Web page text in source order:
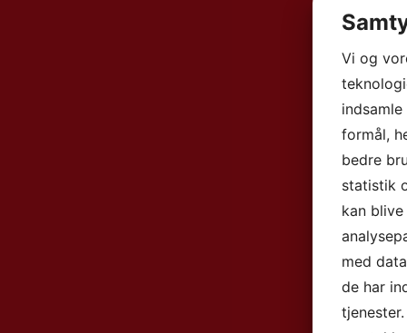
Vi og
formål,
bedre
statistik
kan
med
de har